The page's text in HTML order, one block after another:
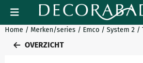
Cookievoorkeuren zijn momenteel
Home / Merken/series / Emco / System 2 /
OVERZICHT